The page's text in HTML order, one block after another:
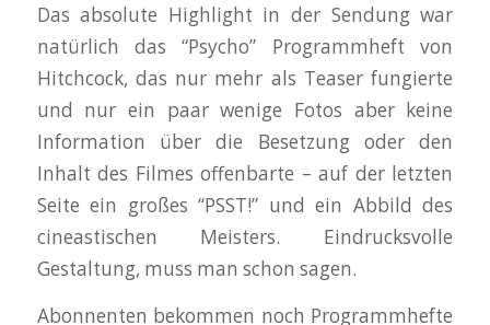
Das absolute Highlight in der Sendung war
natürlich das “Psycho” Programmheft von
Hitchcock, das nur mehr als Teaser fungierte
und nur ein paar wenige Fotos aber keine
Information über die Besetzung oder den
Inhalt des Filmes offenbarte – auf der letzten
Seite ein großes “PSST!” und ein Abbild des
cineastischen Meisters. Eindrucksvolle
Gestaltung, muss man schon sagen.
Abonnenten bekommen noch Programmhefte